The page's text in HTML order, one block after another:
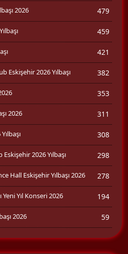
2026 479
459
421
Eskişehir 2026 Yılbaşı 382
353
2026 311
308
2026 Yılbaşı 298
Hall Eskişehir Yılbaşı 2026 278
Yıl Konseri 2026 194
2026 59